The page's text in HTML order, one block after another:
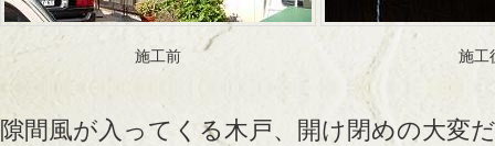
施工前 施工
隙間風が入ってくる木戸、開け閉めの大変